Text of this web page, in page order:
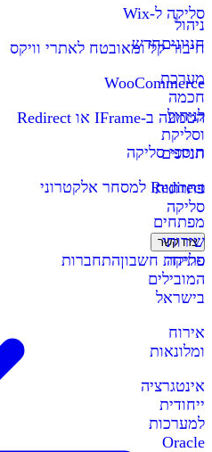
ניהול
חניוניםחדש
מערכת
חכמה
לניהול
וסליקת
חניונים
פתרונות
סליקה
שירותי
סליקה
המובילים
בישראל
אירוח
ומלונאות
אינטגרציה
ייחודית
למערכות
Oracle
סליקה ל-Wix
חיבור קל ומאובטח לאתרי וויקס
WooCommerce
הטמעה ב-IFrame או Redirect
תוספי סליקה
Redirect למסחר אלקטרוני
מפתחים
צרו קשר
פתיחת חשבוןהתחברות